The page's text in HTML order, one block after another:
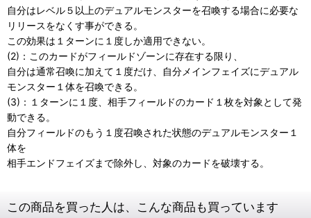
自分はレベル５以上のデュアルモンスターを召喚する場合に必要な
リリースをなくす事ができる。
この効果は１ターンに１度しか適用できない。
(2)：このカードがフィールドゾーンに存在する限り、
自分は通常召喚に加えて１度だけ、自分メインフェイズにデュアル
モンスター１体を召喚できる。
(3)：１ターンに１度、相手フィールドのカード１枚を対象として発
動できる。
自分フィールドのもう１度召喚された状態のデュアルモンスター１
体を
相手エンドフェイズまで除外し、対象のカードを破壊する。
この商品を買った人は、こんな商品も買っています